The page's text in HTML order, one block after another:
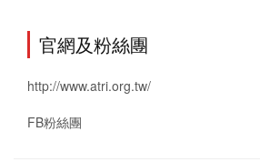
官網及粉絲團
http://www.atri.org.tw/
FB粉絲團